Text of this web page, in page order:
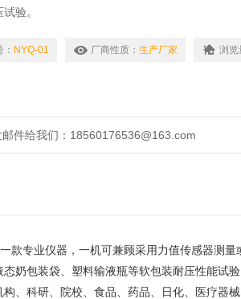
验。
NYQ-01 厂商性质： 生产厂家 浏览
邮件给我们：18560176536@163.com
款专业仪器，一机可兼顾采用力值传感器测量
奶包装袋、塑料输液瓶等软包装耐压性能试
、科研、院校、食品、药品、日化、医疗器